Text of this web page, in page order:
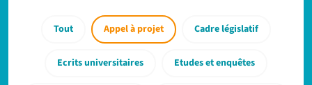
Tout Appel à projet Cadre législatif
Ecrits universitaires Etudes et enquêtes